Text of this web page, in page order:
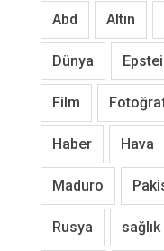
Abd Altın
Dünya
Film
Haber Hava
Maduro
Rusya sağlık